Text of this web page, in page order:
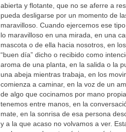
abierta y flotante, que no se aferre a
pueda desligarse por un momento de
maravilloso. Cuando ejercemos ese
lo maravilloso en una mirada, en una
mascota o de ella hacia nosotros, en
“buen día” dicho o recibido como
aroma de una planta, en la salida o la
una abeja mientras trabaja, en los
comienza a caminar, en la voz de un
de algo que cocinamos por mano
tenemos entre manos, en la
mate, en la sonrisa de esa persona
y a la que acaso no volvamos a ver.